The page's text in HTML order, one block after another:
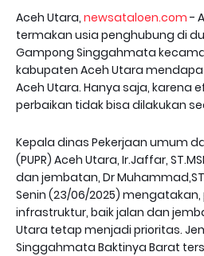
Aceh Utara, newsataloen.com -
termakan usia penghubung di
Gampong Singgahmata
kabupaten Aceh Utara
Aceh Utara. Hanya saja, karena
perbaikan tidak bisa dilakukan
Kepala dinas Pekerjaan umum
(PUPR) Aceh Utara, Ir.Jaffar,
dan jembatan, Dr
Senin (23/06/2025)
infrastruktur, baik jalan dan
Utara tetap menjadi prioritas.
Singgahmata Baktinya Barat